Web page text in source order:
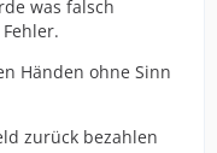
was falsch
Händen ohne Sinn
zurück bezahlen